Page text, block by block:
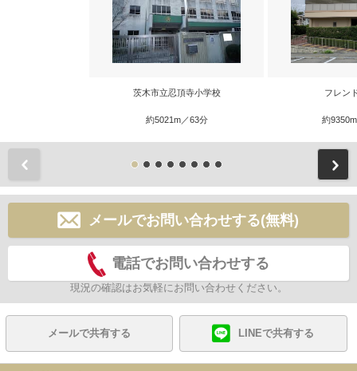
茨木市立忍頂寺小学校
約5021m／63分
フレン
約
メールでお問い合わせする(無料)
電話でお問い合わせする
現況の確認はお気軽にお問い合わせください。
メールで共有する LINEで共有する